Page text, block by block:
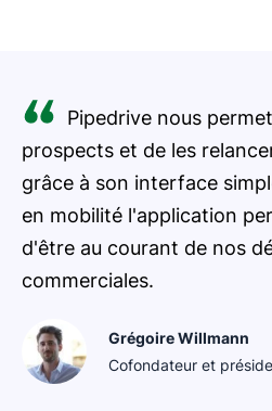
Pipedrive nous
prospects et de les
grâce à son interface
en mobilité l'application
d'être au courant de nos
commerciales.
Grégoire Willmann
Cofondateur et